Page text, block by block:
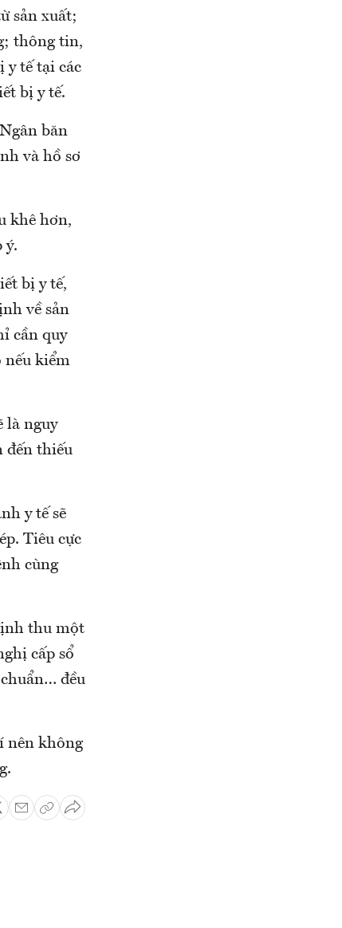
sản xuất;
thông tin,
y tế tại các
bị y tế.
băn
và hồ sơ
khê hơn,
ý.
bị y tế,
về sản
cần quy
nếu kiểm
là nguy
đến thiếu
y tế sẽ
Tiêu cực
cùng
thu một
cấp sổ
đều
nên không